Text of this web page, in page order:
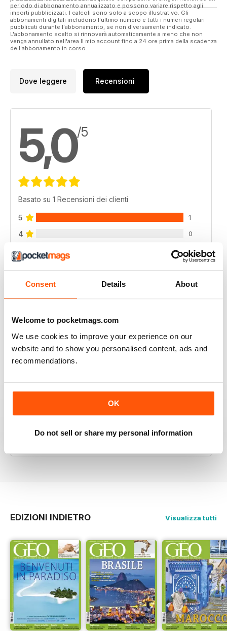
Consent Details About
Welcome to pocketmags.com
We use cookies to improve your experience on our
website and to show you personalised content, ads and
recommendations.
OK
Do not sell or share my personal information
periodo di abbonamento annualizzato e possono variare rispetto agli
importi pubblicizzati. I calcoli sono solo a scopo illustrativo. Gli
abbonamenti digitali includono l'ultimo numero e tutti i numeri regolari
pubblicati durante l'abbonamento, se non diversamente indicato.
L'abbonamento scelto si rinnoverà automaticamente a meno che non
venga annullato nell'area Il mio account fino a 24 ore prima della scadenza
dell'abbonamento in corso.
Dove leggere Recensioni
5,0/5
Basato su 1 Recensioni dei clienti
5 1
4 0
3 0
0
VISUALIZZA LE RECENSIONI
PHOTOS
I used to buy the Spanish edition of this magazine
when I lived in Spain. It's similar to the National
Geographic with really fascinating articles and features,
wildlife among other things.
EDIZIONI INDIETRO Visualizza tutti